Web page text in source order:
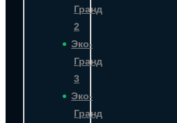
Гранд
2
Эко-
Гранд
3
Эко-
Гранд